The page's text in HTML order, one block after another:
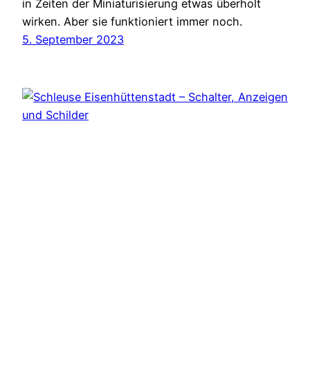
in Zeiten der Miniaturisierung etwas überholt
wirken. Aber sie funktioniert immer noch.
5. September 2023